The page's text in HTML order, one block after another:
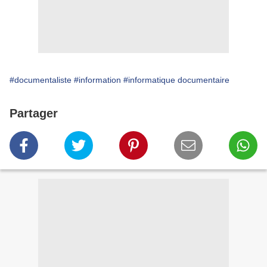
#documentaliste #information #informatique documentaire
Partager